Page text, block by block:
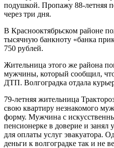
подушкой. Пропажу 88-летняя
через три дня.
В Краснооктябрьском районе
тысячную банкноту «банка
750 рублей.
Жительница этого же района
мужчины, который сообщил,
ДТП. Волгоградка отдала
79-летняя жительница
свою квартиру незнакомого
форму. Мужчина с
пенсионерке в доверие и занял
для оплаты услуг эвакуатора.
деньги к волгоградке так и не